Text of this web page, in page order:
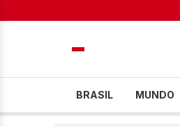
BRASIL MUNDO